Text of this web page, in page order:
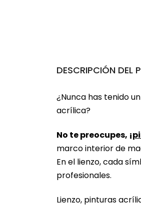
DESCRIPCIÓN DEL
¿Nunca has tenido
acrílica?
No te preocupes, ¡
marco interior de
En el lienzo, cada
profesionales.
Lienzo, pinturas